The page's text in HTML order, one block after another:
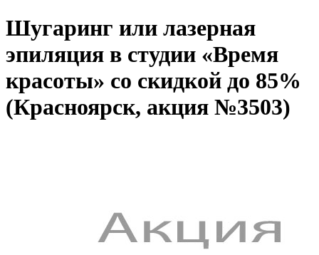
Шугаринг или лазерная
эпиляция в студии «Время
красоты» со скидкой до 85%
(Красноярск, акция №3503)